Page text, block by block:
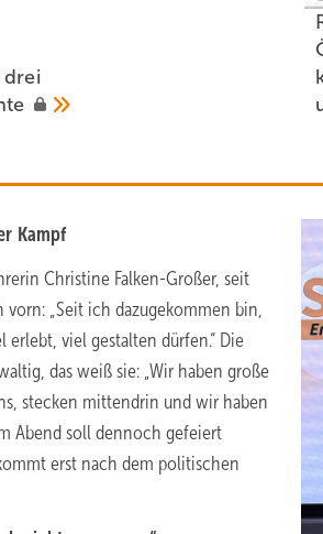
drei
Kampf
Christine Falken-Großer, seit
„Seit ich dazugekommen bin,
viel gestalten dürfen.“ Die
das weiß sie: „Wir haben große
stecken mittendrin und wir haben
Abend soll dennoch gefeiert
erst nach dem politischen